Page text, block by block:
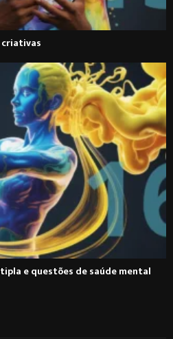
criativas
e questões de saúde mental